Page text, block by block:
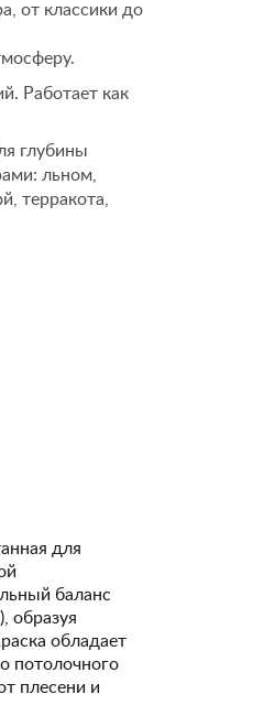
от классики до
Работает как
глубины
льном,
терракота,
для
баланс
образуя
обладает
потолочного
плесени и